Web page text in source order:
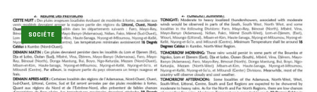
SOCIÉTE